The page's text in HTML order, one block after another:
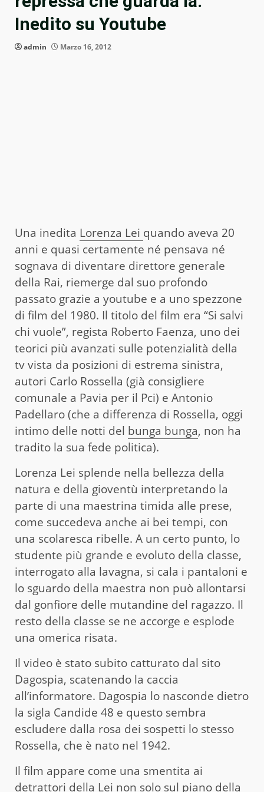
Inedito su Youtube
admin Marzo 16, 2012
Una inedita Lorenza Lei quando aveva 20
anni e quasi certamente né pensava né
sognava di diventare direttore generale
della Rai, riemerge dal suo profondo
passato grazie a youtube e a uno spezzone
di film del 1980. Il titolo del film era “Si salvi
chi vuole”, regista Roberto Faenza, uno dei
teorici più avanzati sulle potenzialità della
tv vista da posizioni di estrema sinistra,
autori Carlo Rossella (già consigliere
comunale a Pavia per il Pci) e Antonio
Padellaro (che a differenza di Rossella, oggi
intimo delle notti del bunga bunga, non ha
tradito la sua fede politica).
Lorenza Lei splende nella bellezza della
natura e della gioventù interpretando la
parte di una maestrina timida alle prese,
come succedeva anche ai bei tempi, con
una scolaresca ribelle. A un certo punto, lo
studente più grande e evoluto della classe,
interrogato alla lavagna, si cala i pantaloni e
lo sguardo della maestra non può allontarsi
dal gonfiore delle mutandine del ragazzo. Il
resto della classe se ne accorge e esplode
una omerica risata.
Il video è stato subito catturato dal sito
Dagospia, scatenando la caccia
all’informatore. Dagospia lo nasconde dietro
la sigla Candide 48 e questo sembra
escludere dalla rosa dei sospetti lo stesso
Rossella, che è nato nel 1942.
Il film appare come una smentita ai
detrattori della Lei non solo sul piano della